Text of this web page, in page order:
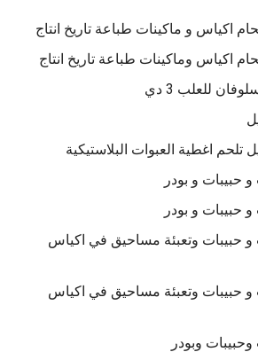
اكياس و ماكينات طباعة تاريخ انتاج
اكياس وماكينات طباعة تاريخ انتاج
للعلب 3 دي
اغطية العبوات البلاستيكية
حبيبات و بودر
حبيبات و بودر
و حبيبات وتعبئة مساحيق في اكياس
و حبيبات وتعبئة مساحيق في اكياس
وبودر